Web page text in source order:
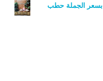
بسعر الجملة حطب